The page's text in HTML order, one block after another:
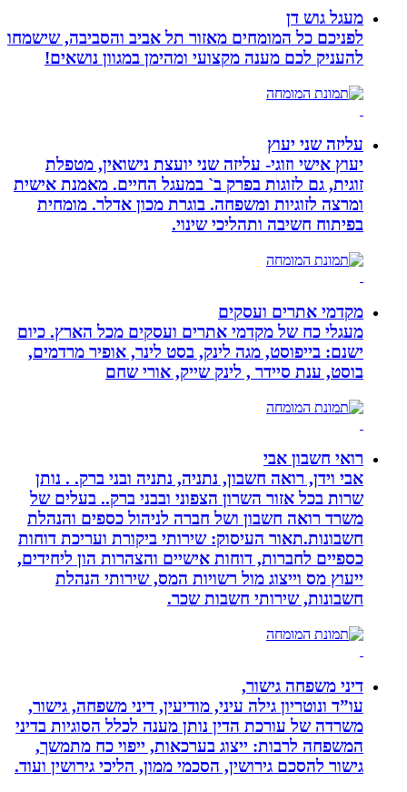
מעגל גוש דן
לפניכם כל המומחים מאזור תל אביב והסביבה, שישמחו
להעניק לכם מענה מקצועי ומהימן במגוון נושאים!
עליזה שני יעוץ
יעוץ אישי וזוגי- עליזה שני יועצת נישואין, מטפלת
זוגית, גם לזוגות בפרק ב` במעגל החיים. מאמנת אישית
ומרצה לזוגיות ומשפחה. בוגרת מכון אדלר. מומחית
בפיתוח חשיבה ותהליכי שינוי.
מקדמי אתרים ועסקים
מעגלי כח של מקדמי אתרים ועסקים מכל הארץ. כיום
ישנם: בייפוסט, מגה לינק, בסט לינר, אופיר מרדמים,
בוסט, ענת סיידר , לינק שייק, אורי שחם
רואי חשבון אבי
אבי וידן, רואה חשבון, נתניה, נתניה ובני ברק. . נותן
שרות בכל אזור השרון הצפוני ובבני ברק.. בעלים של
משרד רואה חשבון ושל חברה לניהול כספים והנהלת
חשבונות.תאור העיסוק: שירותי ביקורת ועריכת דוחות
כספיים לחברות, דוחות אישיים והצהרות הון ליחידים,
ייעוץ מס וייצוג מול רשויות המס, שירותי הנהלת
חשבונות, שירותי חשבות שכר.
דיני משפחה גישור,
עו”ד ונוטריון גילה עיני, מודיעין, דיני משפחה, גישור,
משרדה של עורכת הדין נותן מענה לכלל הסוגיות בדיני
המשפחה לרבות: ייצוג בערכאות, ייפוי כח מתמשך,
גישור להסכם גירושין, הסכמי ממון, הליכי גירושין ועוד.